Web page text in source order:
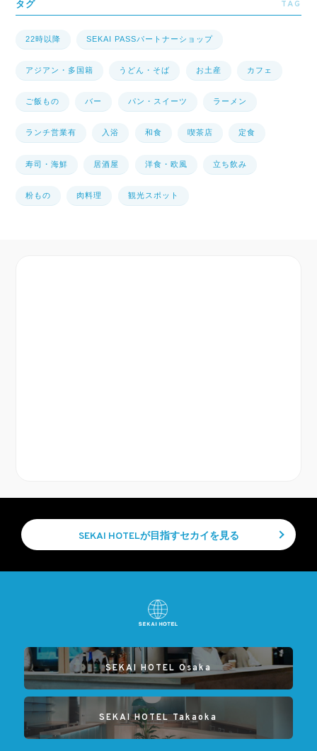
タグ TAG
22時以降 SEKAI PASSパートナーショップ
アジアン・多国籍 うどん・そば お土産 カフェ
ご飯もの バー パン・スイーツ ラーメン
ランチ営業有 入浴 和食 喫茶店 定食
寿司・海鮮 居酒屋 洋食・欧風 立ち飲み
粉もの 肉料理 観光スポット
SEKAI HOTELが目指すセカイを見る
SEKAI HOTEL Osaka
SEKAI HOTEL Takaoka